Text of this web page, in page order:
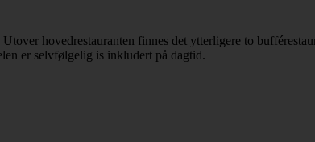
hovedrestauranten finnes det ytterligere to
er selvfølgelig is inkludert på dagtid.